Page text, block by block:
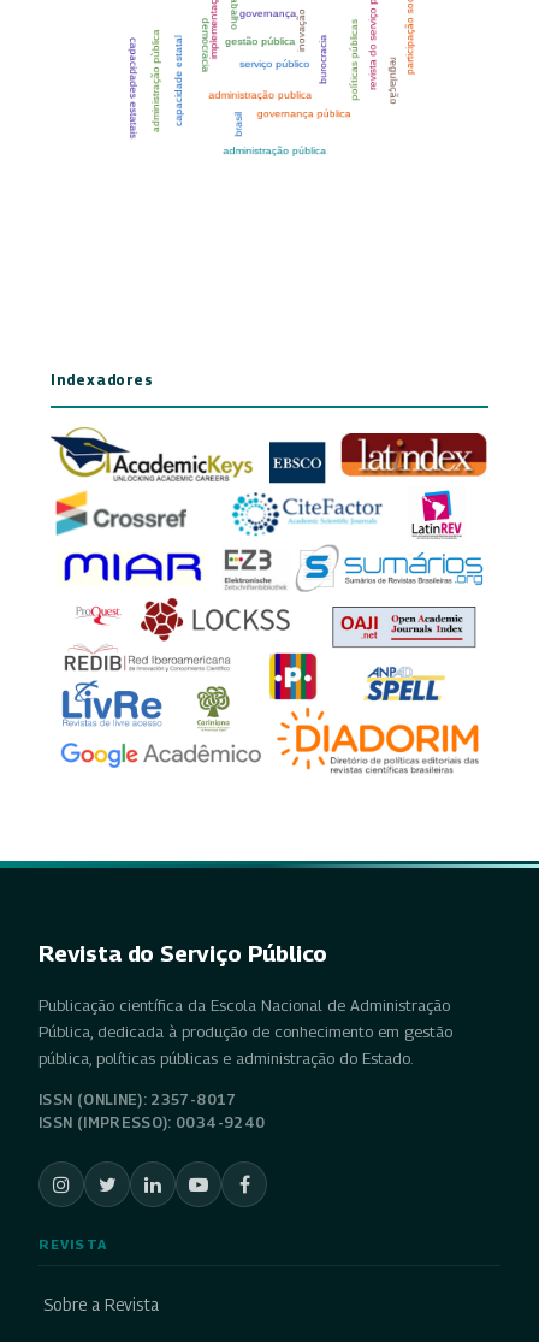
Indexadores
Revista do Serviço Público
Publicação científica da Escola Nacional de Administração
Pública, dedicada à produção de conhecimento em gestão
pública, políticas públicas e administração do Estado.
ISSN (ONLINE): 2357-8017
ISSN (IMPRESSO): 0034-9240
REVISTA
Sobre a Revista